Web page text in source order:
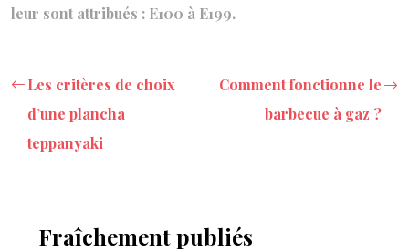
leur sont attribués : E100 à E199.
Les critères de choix
d’une plancha
teppanyaki
Comment fonctionne le
barbecue à gaz ?
Fraîchement publiés